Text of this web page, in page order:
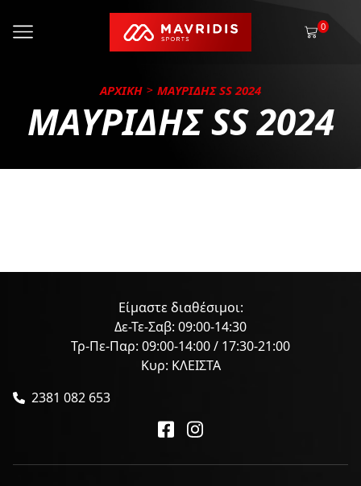
0
ΑΡΧΙΚΗ ΜΑΥΡΙΔΗΣ SS 2024
ΜΑΥΡΙΔΗΣ SS 2024
Είμαστε διαθέσιμοι:
Δε-Τε-Σαβ: 09:00-14:30
Τρ-Πε-Παρ: 09:00-14:00 / 17:30-21:00
Κυρ: ΚΛΕΙΣΤΑ
2381 082 653